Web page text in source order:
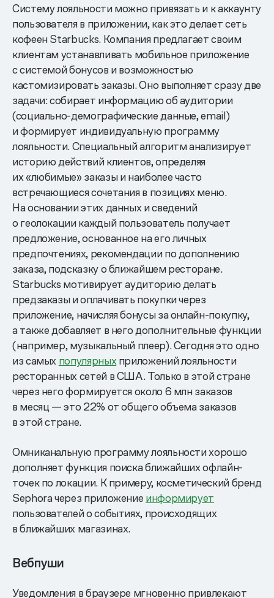
Систему лояльности можно привязать и к аккаунту
пользователя в приложении, как это делает сеть
кофеен Starbucks. Компания предлагает своим
клиентам устанавливать мобильное приложение
с системой бонусов и возможностью
кастомизировать заказы. Оно выполняет сразу две
задачи: собирает информацию об аудитории
(социально-демографические данные, email)
и формирует индивидуальную программу
лояльности. Специальный алгоритм анализирует
историю действий клиентов, определяя
их «любимые» заказы и наиболее часто
встречающиеся сочетания в позициях меню.
На основании этих данных и сведений
о геолокации каждый пользователь получает
предложение, основанное на его личных
предпочтениях, рекомендации по дополнению
заказа, подсказку о ближайшем ресторане.
Starbucks мотивирует аудиторию делать
предзаказы и оплачивать покупки через
приложение, начисляя бонусы за онлайн-покупку,
а также добавляет в него дополнительные функции
(например, музыкальный плеер). Сегодня это одно
из самых популярных приложений лояльности
ресторанных сетей в США. Только в этой стране
через него формируется около 6 млн заказов
в месяц — это 22% от общего объема заказов
в этой стране.
Омниканальную программу лояльности хорошо
дополняет функция поиска ближайших офлайн-
точек по локации. К примеру, косметический бренд
Sephora через приложение информирует
пользователей о событиях, происходящих
в ближайших магазинах.
Вебпуши
Уведомления в браузере мгновенно привлекают